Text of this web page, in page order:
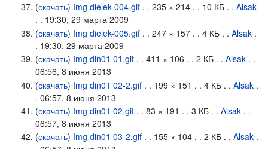
(скачать) Img dielek-004.gif. . 235 × 214 . . 10 КБ . . Alsak
. . 19:30, 29 марта 2009
(скачать) Img dielek-005.gif. . 247 × 157 . . 4 КБ . . Alsak.
. 19:30, 29 марта 2009
(скачать) Img din01 01.gif. . 411 × 106 . . 2 КБ . . Alsak. .
06:56, 8 июня 2013
(скачать) Img din01 02-2.gif. . 199 × 151 . . 4 КБ . . Alsak.
. 06:57, 8 июня 2013
(скачать) Img din01 02.gif. . 83 × 191 . . 3 КБ . . Alsak. .
06:57, 8 июня 2013
(скачать) Img din01 03-2.gif. . 155 × 104 . . 2 КБ . . Alsak.